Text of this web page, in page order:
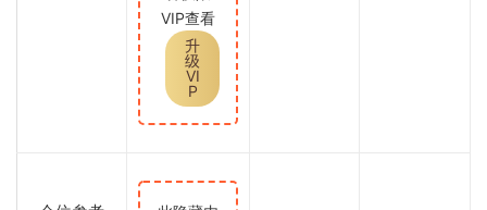
VIP查看
升
级
VI
P